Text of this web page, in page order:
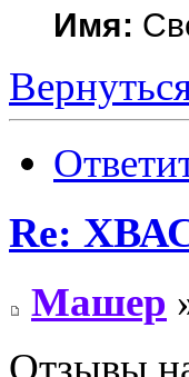
Имя:
Re:
Машер
Отзывы